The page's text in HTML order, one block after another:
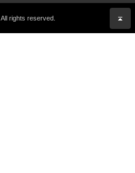
All rights reserved.